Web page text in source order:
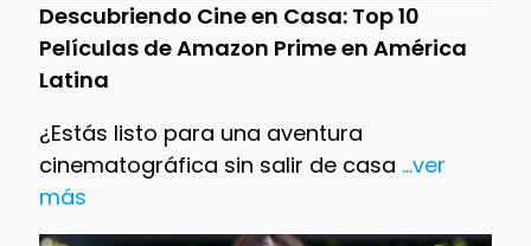
Descubriendo Cine en Casa: Top 10
Películas de Amazon Prime en América
Latina
¿Estás listo para una aventura
cinematográfica sin salir de casa ...ver
más